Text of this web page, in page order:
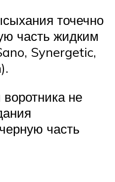
точечно
часть жидким
Synergetic,
не
часть